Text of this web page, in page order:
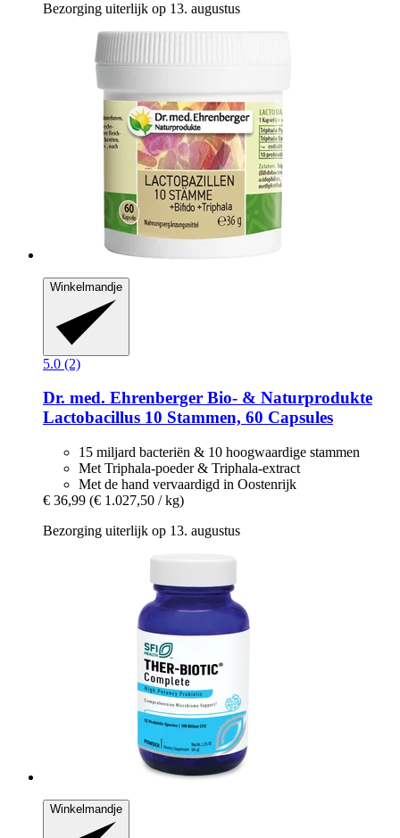
Bezorging uiterlijk op 13. augustus
Winkelmandje
5.0 (2)
Dr. med. Ehrenberger Bio- & Naturprodukte
Lactobacillus 10 Stammen, 60 Capsules
15 miljard bacteriën & 10 hoogwaardige stammen
Met Triphala-poeder & Triphala-extract
Met de hand vervaardigd in Oostenrijk
€ 36,99 (€ 1.027,50 / kg)
Bezorging uiterlijk op 13. augustus
Winkelmandje